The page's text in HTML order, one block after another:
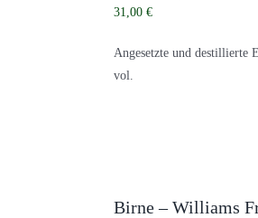
31,00 €
Angesetzte und destillierte
vol.
Birne – Williams